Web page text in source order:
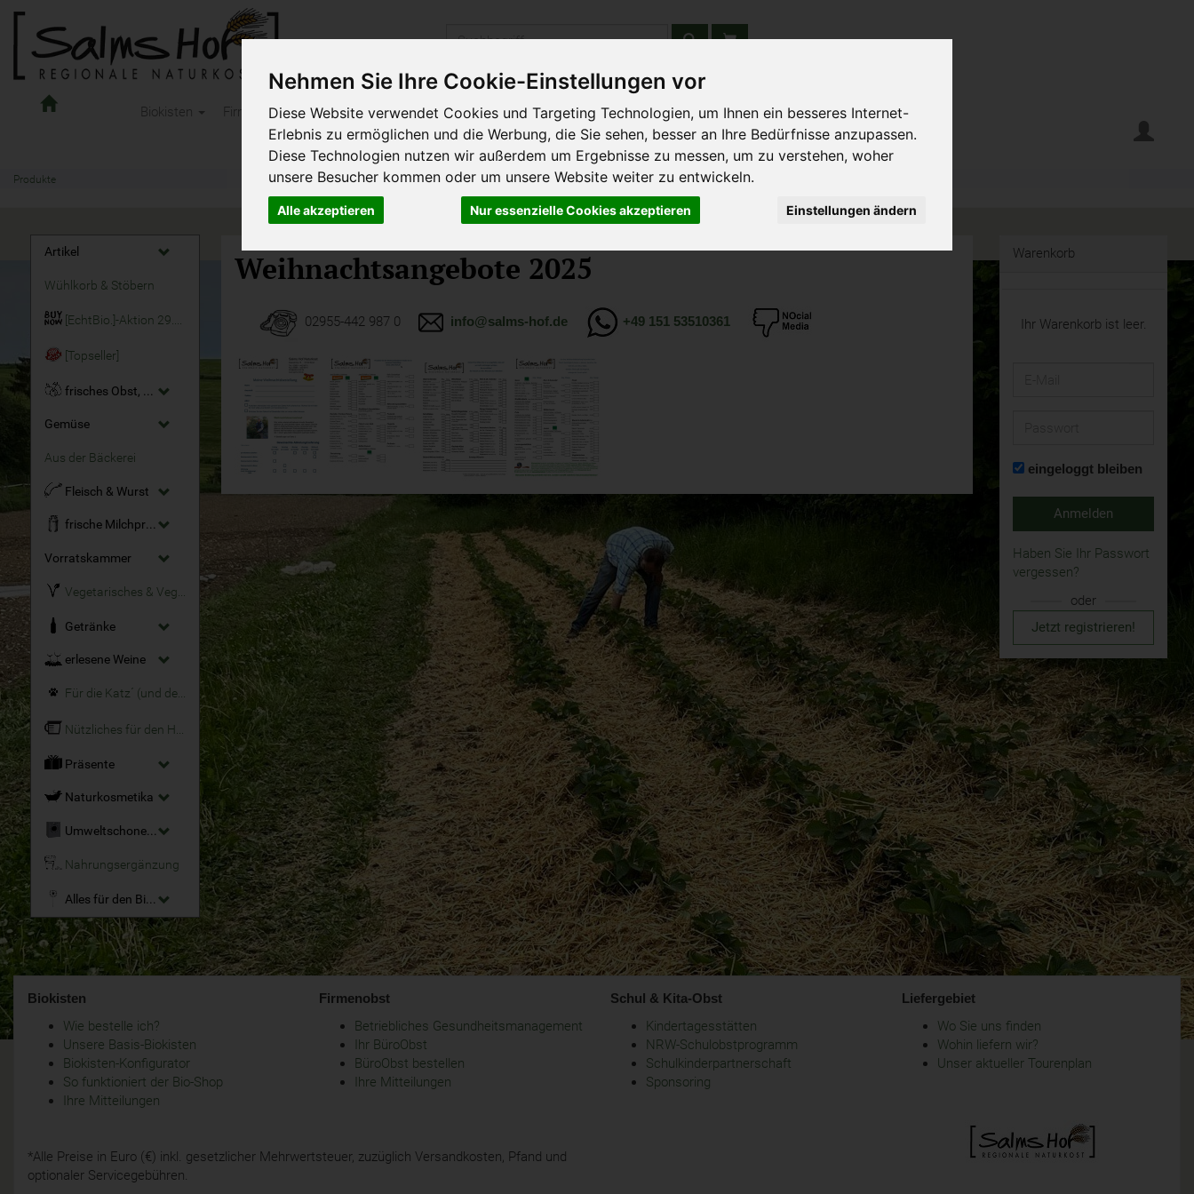
Nehmen Sie Ihre Cookie-Einstellungen vor
Diese Website verwendet Cookies und Targeting Technologien, um Ihnen ein besseres Internet-
Erlebnis zu ermöglichen und die Werbung, die Sie sehen, besser an Ihre Bedürfnisse anzupassen.
Diese Technologien nutzen wir außerdem um Ergebnisse zu messen, um zu verstehen, woher
unsere Besucher kommen oder um unsere Website weiter zu entwickeln.
Alle akzeptieren Nur essenzielle Cookies akzeptieren Einstellungen ändern
Salms
Biokisten Firmen-Obst Kindertagesstätten & Schulen Liefergebiet Wochenmarkt Unsere Werte Krumelecke
Produkte
Artikel
Wühlkorb & Stöbern
[Topseller]
frisches Obst, Früchte & Nüsse
Gemüse
Aus der Bäckerei
Fleisch & Wurst
frische Milchprodukte
Vorratskammer
Getränke
erlesene Weine
Für die Katz´ (und den Hund)
Präsente
Naturkosmetika
Umweltschonende Reinigungsmittel
Nahrungsergänzung
Alles für den Bio-Garten
Weihnachtsangebote 2025
02955-442 987 0 info@salms-hof.de +49 151 53510361
Warenkorb
Ihr Warenkorb ist leer.
eingeloggt bleiben
Anmelden
Haben Sie Ihr Passwort
vergessen?
oder
Jetzt registrieren!
Biokisten
Wie bestelle ich?
Unsere Basis-Biokisten
Biokisten-Konfigurator
So funktioniert der Bio-Shop
Ihre Mitteilungen
Firmenobst
Betriebliches Gesundheitsmanagement
Ihr BüroObst
BüroObst bestellen
Ihre Mitteilungen
Schul & Kita-Obst
Kindertagesstätten
NRW-Schulobstprogramm
Schulkinderpartnerschaft
Sponsoring
Liefergebiet
Wo Sie uns finden
Wohin liefern wir?
Unser aktueller Tourenplan
*Alle Preise in Euro (€) inkl. gesetzlicher Mehrwertsteuer, zuzüglich Versandkosten, Pfand und
optionaler Servicegebühren.